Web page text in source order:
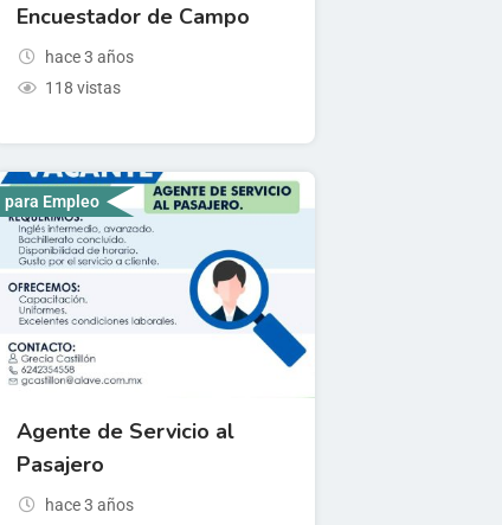
Encuestador de Campo
hace 3 años
118 vistas
para Empleo
Agente de Servicio al
Pasajero
hace 3 años